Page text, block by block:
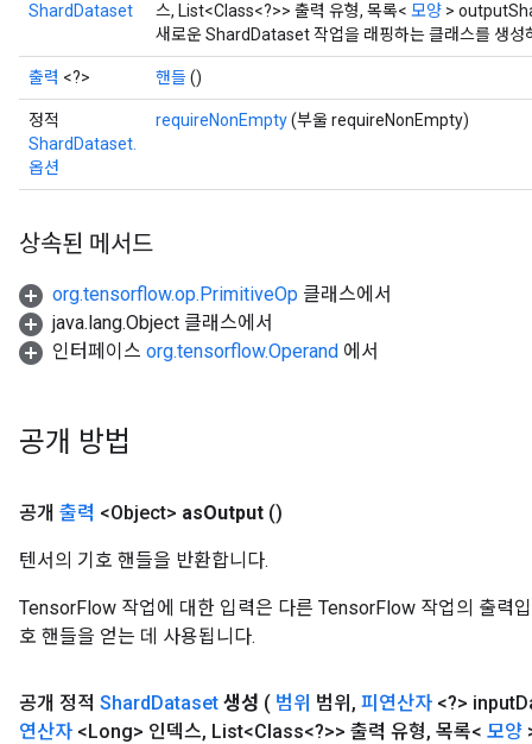
ShardDataset
스, List<Class<?>> 출력 유형, 목록< 모양 >
새로운 ShardDataset 작업을 래핑하는 클래스를 생성
출력 <?> 핸들()
정적
ShardDataset.
옵션
requireNonEmpty(부울 requireNonEmpty)
상속된 메서드
org.tensorflow.op.PrimitiveOp 클래스에서
java.lang.Object 클래스에서
인터페이스 org.tensorflow.Operand 에서
공개 방법
공개 출력 <Object> asOutput ()
텐서의 기호 핸들을 반환합니다.
TensorFlow 작업에 대한 입력은 다른 TensorFlow 작업의 출력
호 핸들을 얻는 데 사용됩니다.
공개 정적 ShardDataset 생성 ( 범위 범위 , 피연산자 <?> input
연산자 <Long> 인덱스, List<Class<?>> 출력 유형, 목록< 모양